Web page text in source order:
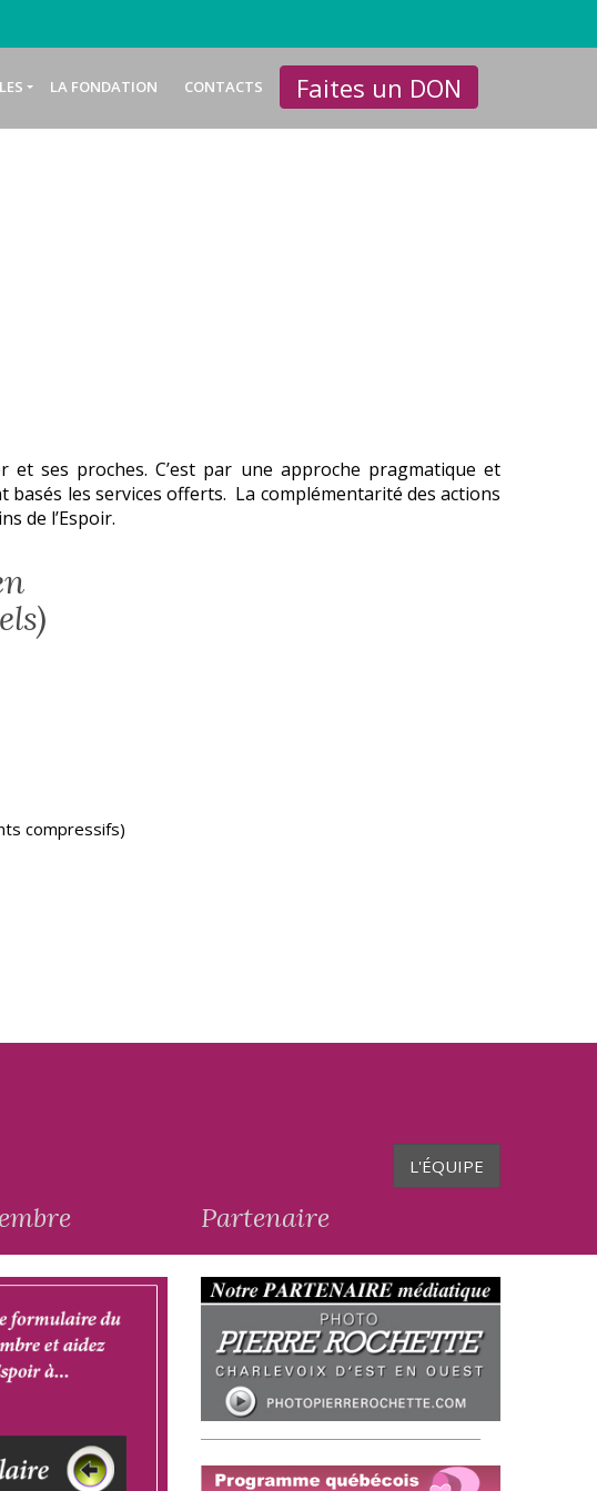
LA FONDATION CONTACTS Faites un DON
ses proches. C’est par une approche pragmatique et
les services offerts. La complémentarité des actions
de l’Espoir.
compressifs)
L'ÉQUIPE
Partenaire